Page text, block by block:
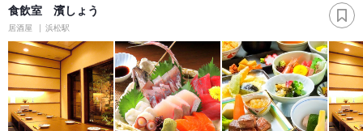
食飲室 濱しょう
居酒屋 浜松駅